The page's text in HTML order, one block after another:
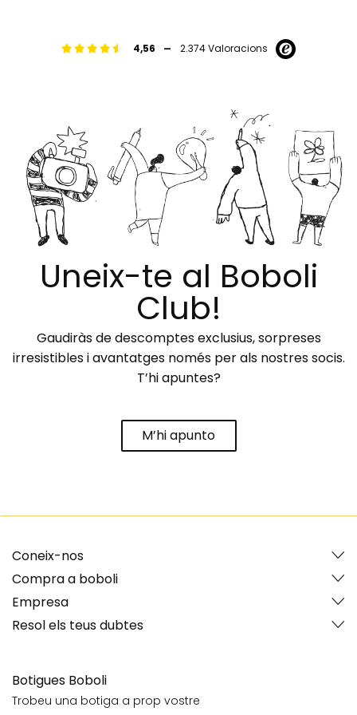
4,56 - 2.374 Valoracions
Uneix-te al Boboli
Club!
Gaudiràs de descomptes exclusius, sorpreses
irresistibles i avantatges només per als nostres socis.
T’hi apuntes?
M’hi apunto
Coneix-nos
Compra a boboli
Empresa
Resol els teus dubtes
Botigues Boboli
Trobeu una botiga a prop vostre